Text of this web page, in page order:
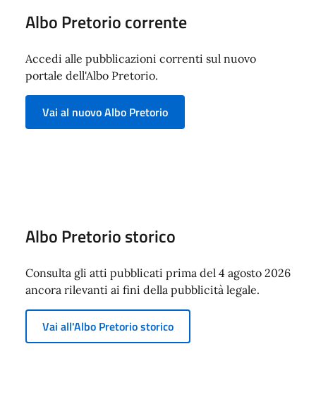
Albo Pretorio corrente
Accedi alle pubblicazioni correnti sul nuovo
portale dell'Albo Pretorio.
Vai al nuovo Albo Pretorio
Albo Pretorio storico
Consulta gli atti pubblicati prima del 4 agosto 2026
ancora rilevanti ai fini della pubblicità legale.
Vai all'Albo Pretorio storico